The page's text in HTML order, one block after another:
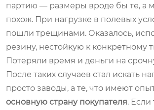
партию — размеры вроде бы те, а
похож. При нагрузке в полевых
пошли трещинами. Оказалось,
резину, нестойкую к конкретному
Потеряли время и деньги на
После таких случаев стал искать
просто заводы, а те, что имеют
основную страну покупателя. Если